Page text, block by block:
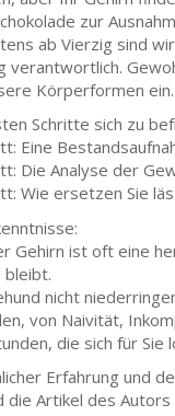
zur
ab Vierzig sind
verantwortlich.
Körperformen ein.
Schritte sich zu
Eine
Die Analyse der
Wie ersetzen Sie
Gehirn ist oft eine
nicht
von Naivität,
die sich für Sie
Erfahrung und
die Artikel des